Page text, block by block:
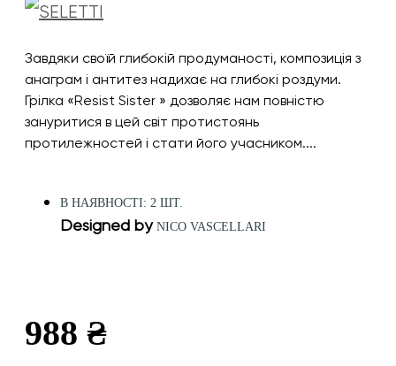
Завдяки своїй глибокій продуманості, композиція з
анаграм і антитез надихає на глибокі роздуми.
Грілка «Resist Sister » дозволяє нам повністю
зануритися в цей світ протистоянь
протилежностей і стати його учасником....
В НАЯВНОСТІ: 2 ШТ.
Designed by NICO VASCELLARI
988 ₴